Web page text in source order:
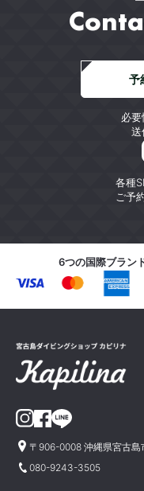
各種
ご予
予
必要
送
6つの国際ブラン
〒906-0008 沖縄県宮古
080-9243-3505